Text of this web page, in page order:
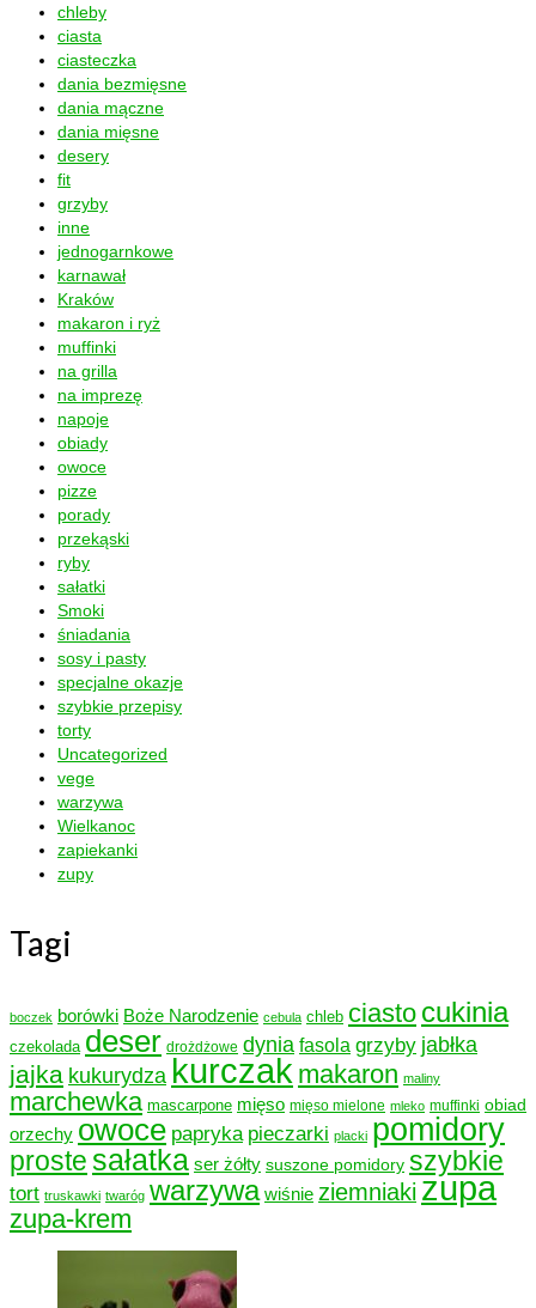
chleby
ciasta
ciasteczka
dania bezmięsne
dania mączne
dania mięsne
desery
fit
grzyby
inne
jednogarnkowe
karnawał
Kraków
makaron i ryż
muffinki
na grilla
na imprezę
napoje
obiady
owoce
pizze
porady
przekąski
ryby
sałatki
Smoki
śniadania
sosy i pasty
specjalne okazje
szybkie przepisy
torty
Uncategorized
vege
warzywa
Wielkanoc
zapiekanki
zupy
Tagi
boczek borówki Boże Narodzenie cebula chleb ciasto cukinia
czekolada deser drożdżowe dynia fasola grzyby jabłka
jajka kukurydza kurczak makaron maliny
marchewka mascarpone mięso mięso mielone mleko muffinki obiad
orzechy owoce papryka pieczarki placki pomidory
proste sałatka ser żółty suszone pomidory szybkie
tort truskawki twaróg warzywa wiśnie ziemniaki zupa
zupa-krem